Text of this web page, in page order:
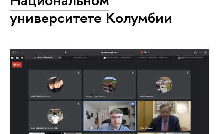
университете Колумбии